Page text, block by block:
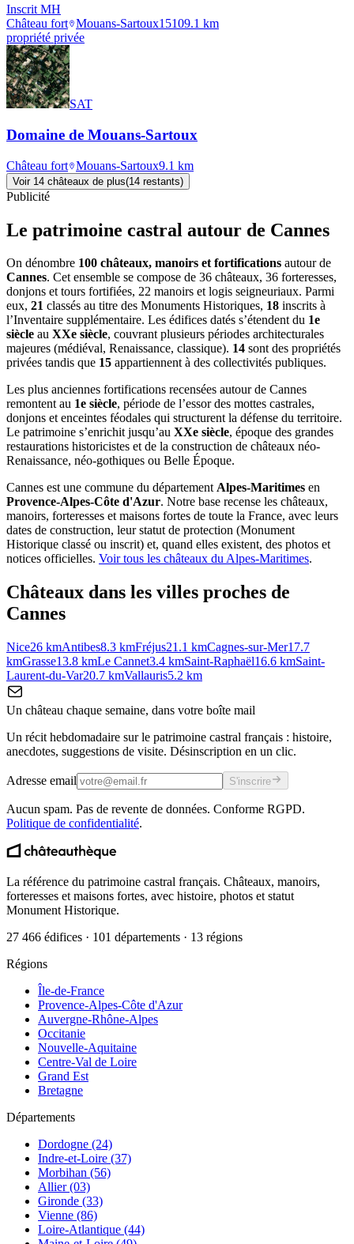
Inscrit MH
Château fort Mouans-Sartoux15109.1 km
propriété privée
SAT
Domaine de Mouans-Sartoux
Château fort Mouans-Sartoux9.1 km
Voir 14 châteaux de plus(14 restants)
Publicité
Le patrimoine castral autour de Cannes
On dénombre 100 châteaux, manoirs et fortifications autour de
Cannes. Cet ensemble se compose de 36 châteaux, 36 forteresses,
donjons et tours fortifiées, 22 manoirs et logis seigneuriaux. Parmi
eux, 21 classés au titre des Monuments Historiques, 18 inscrits à
l’Inventaire supplémentaire. Les édifices datés s’étendent du 1e
siècle au XXe siècle, couvrant plusieurs périodes architecturales
majeures (médiéval, Renaissance, classique). 14 sont des propriétés
privées tandis que 15 appartiennent à des collectivités publiques.
Les plus anciennes fortifications recensées autour de Cannes
remontent au 1e siècle, période de l’essor des mottes castrales,
donjons et enceintes féodales qui structurent la défense du territoire.
Le patrimoine s’enrichit jusqu’au XXe siècle, époque des grandes
restaurations historicistes et de la construction de châteaux néo-
Renaissance, néo-gothiques ou Belle Époque.
Cannes est une commune du départementAlpes-Maritimes en
Provence-Alpes-Côte d'Azur. Notre base recense les châteaux,
manoirs, forteresses et maisons fortes de toute la France, avec leurs
dates de construction, leur statut de protection (Monument
Historique classé ou inscrit) et, quand elles existent, des photos et
notices officielles. Voir tous les châteaux duAlpes-Maritimes.
Châteaux dans les villes proches de
Cannes
Nice26 kmAntibes8.3 kmFréjus21.1 kmCagnes-sur-Mer17.7
kmGrasse13.8 kmLe Cannet3.4 kmSaint-Raphaël16.6 kmSaint-
Laurent-du-Var20.7 kmVallauris5.2 km
Un château chaque semaine, dans votre boîte mail
Un récit hebdomadaire sur le patrimoine castral français : histoire,
anecdotes, suggestions de visite. Désinscription en un clic.
Adresse email S'inscrire
Aucun spam. Pas de revente de données. Conforme RGPD.
Politique de confidentialité.
La référence du patrimoine castral français. Châteaux, manoirs,
forteresses et maisons fortes, avec histoire, photos et statut
Monument Historique.
27 466 édifices · 101 départements · 13 régions
Régions
Île-de-France
Provence-Alpes-Côte d'Azur
Auvergne-Rhône-Alpes
Occitanie
Nouvelle-Aquitaine
Centre-Val de Loire
Grand Est
Bretagne
Départements
Dordogne (24)
Indre-et-Loire (37)
Morbihan (56)
Allier (03)
Gironde (33)
Vienne (86)
Loire-Atlantique (44)